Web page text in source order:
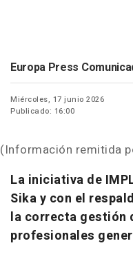
Europa Press
Miércoles, 17 junio 2026
Publicado: 16:00
(Información remitida
La iniciativa de
Sika y con el
la correcta gestión
profesionales